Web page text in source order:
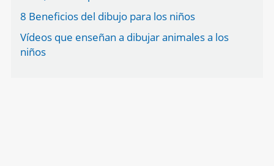
8 Beneficios del dibujo para los niños
Vídeos que enseñan a dibujar animales a los
niños